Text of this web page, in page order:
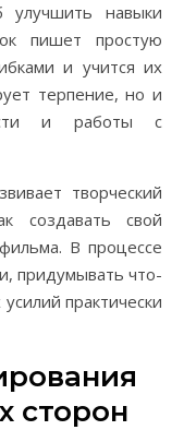
улучшить навыки
пишет простую
и учится их
терпение, но и
и работы с
творческий
создавать свой
В процессе
придумывать что-
практически
сторон